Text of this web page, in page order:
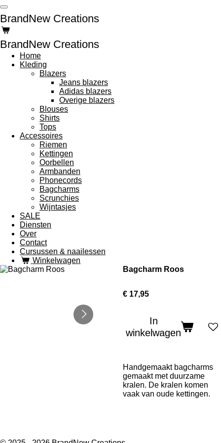
Ga
direct
naar
de
hoofdinhoud
BrandNew Creations
BrandNew Creations
Home
Kleding
Blazers
Jeans blazers
Adidas blazers
Overige blazers
Blouses
Shirts
Tops
Accessoires
Riemen
Kettingen
Oorbellen
Armbanden
Phonecords
Bagcharms
Scrunchies
Wijntasjes
SALE
Diensten
Over
Contact
Cursussen & naailessen
Winkelwagen
Bagcharm Roos
€ 17,95
In
winkelwagen
Handgemaakt bagcharms
gemaakt met duurzame
kralen. De kralen komen
vaak van oude kettingen.